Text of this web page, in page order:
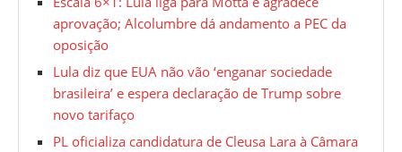
aprovação; Alcolumbre dá andamento a PEC da
oposição
Lula diz que EUA não vão ‘enganar sociedade
brasileira’ e espera declaração de Trump sobre
novo tarifaço
PL oficializa candidatura de Cleusa Lara à Câmara